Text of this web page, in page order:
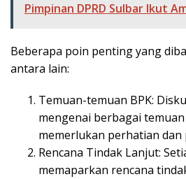
Pimpinan DPRD Sulbar Ikut
Beberapa poin penting yang
antara lain:
Temuan-temuan BPK:
mengenai berbagai temuan
memerlukan perhatian dan
Rencana Tindak Lanjut:
memaparkan rencana